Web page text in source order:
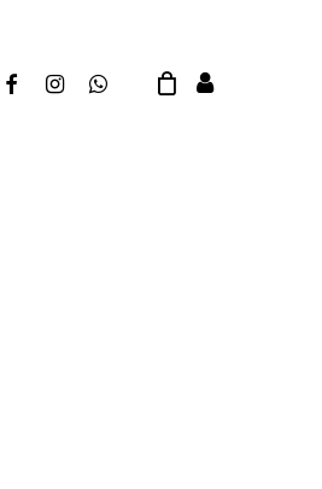
FacebookInstagramWhatsapp